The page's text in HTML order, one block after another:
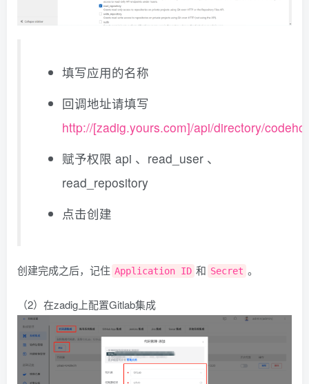
填写应用的名称
回调地址请填写
http://[zadig.yours.com]/api/directory/
赋予权限 api 、read_user 、
read_repository
点击创建
创建完成之后，记住 Application ID 和 Secret 。
（2）在zadig上配置Gitlab集成